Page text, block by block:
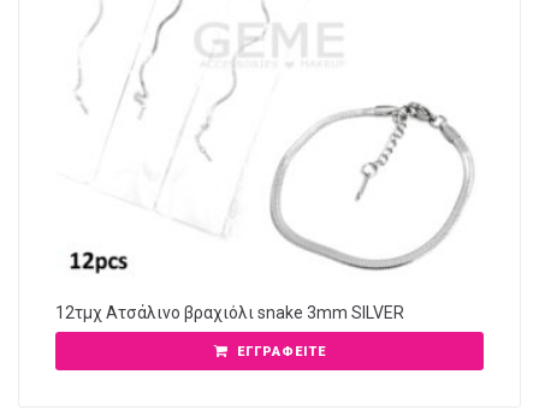
12τμχ Ατσάλινο βραχιόλι snake 3mm SILVER
ΕΓΓΡΑΦΕΊΤΕ